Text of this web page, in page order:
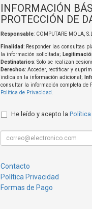
INFORMACIÓN
PROTECCIÓN DE
Responsable: COMPUTARE MOLA,
Finalidad: Responder las consultas
la información solicitada;
Destinatarios: Solo se realizan
Derechos: Acceder, rectificar y
indica en la información adicional;
consultar la información completa de
Política de Privacidad
He leído y acepto la Política
Contacto
Política Privacidad
Formas de Pago